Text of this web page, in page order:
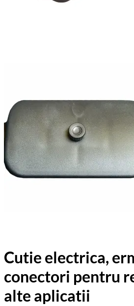
Cutie electrica,
conectori pentru
alte aplicatii